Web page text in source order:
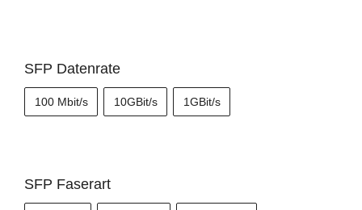
SFP Datenrate
100 Mbit/s 10GBit/s 1GBit/s
SFP Faserart